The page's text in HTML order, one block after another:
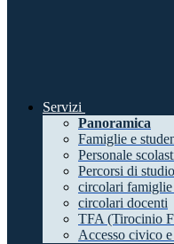
Servizi
Panoramica
Famiglie e
Personale
Percorsi di studio
circolari famiglie
circolari docenti
TFA (Tirocinio
Accesso civico